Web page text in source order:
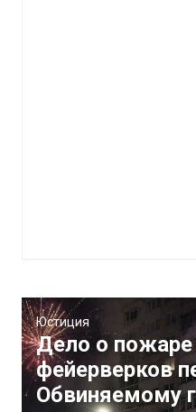
Юстиция
Дело о пожаре
фейерверков
Обвиняемому